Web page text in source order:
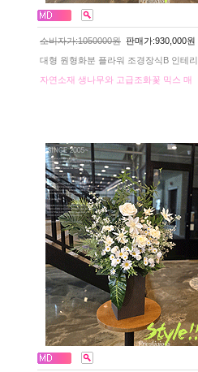
소비자가:1050000원 판매가:930,000원
대형 원형화분 플라워 조경장식B 인테리
자연소재 생나무와 고급조화꽃 믹스 매